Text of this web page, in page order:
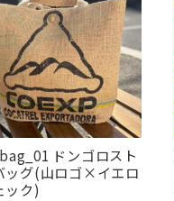
ドンゴロスト
ッグ(山ロゴ×イエロ
ック)